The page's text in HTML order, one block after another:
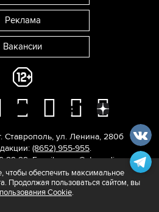
Реклама
Вакансии
Ставрополь, ул. Ленина, 280б
(8652) 955-955.
29-29. E-mail:news@atvmedia.ru.
Все права защищены.
обеспечить максимальное
Продолжая пользоваться сайтом, вы
Cookie.